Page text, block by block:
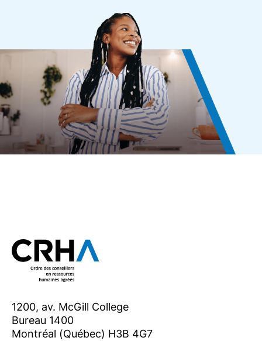
1200, av. McGill College
Bureau 1400
Montréal (Québec) H3B 4G7